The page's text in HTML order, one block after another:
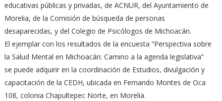
educativas públicas y privadas, de ACNUR, del Ayuntamiento de
Morelia, de la Comisión de búsqueda de personas
desaparecidas, y del Colegio de Psicólogos de Michoacán.
El ejemplar con los resultados de la encuesta “Perspectiva sobre
la Salud Mental en Michoacán: Camino a la agenda legislativa”
se puede adquirir en la coordinación de Estudios, divulgación y
capacitación de la CEDH, ubicada en Fernando Montes de Oca
108, colonia Chapultepec Norte, en Morelia.